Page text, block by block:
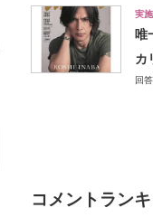
実
唯
カ
回
コメントラン